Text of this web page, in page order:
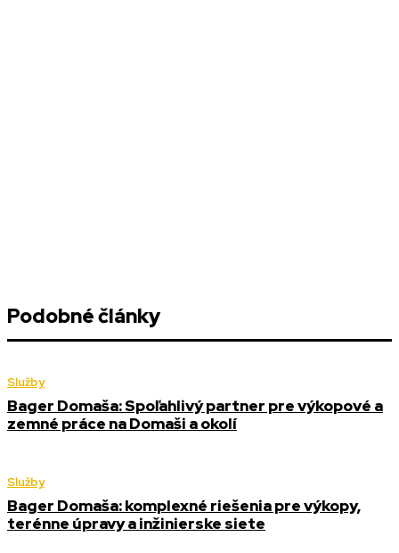
Podobné články
Služby
Bager Domaša: Spoľahlivý partner pre výkopové a
zemné práce na Domaši a okolí
Služby
Bager Domaša: komplexné riešenia pre výkopy,
terénne úpravy a inžinierske siete